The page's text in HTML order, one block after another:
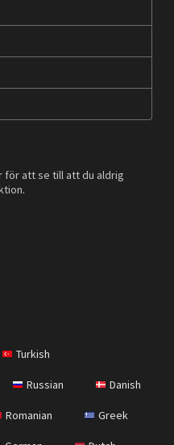
för att se till att du aldrig
Turkish
Russian Danish
Romanian Greek